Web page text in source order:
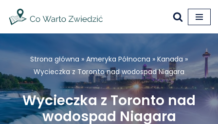
Przejdź
treści
Strona główna » Ameryka Północna » Kanada »
Wycieczka z Toronto nad wodospad Niagara
Wycieczka z Toronto nad
wodospad Niagara